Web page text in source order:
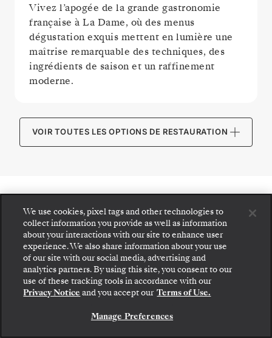
Vivez l’apogée de la grande gastronomie
française à La Dame, où des menus
dégustation exquis mettent en lumière une
maîtrise remarquable des techniques, des
ingrédients de saison et un raffinement
moderne.
VOIR TOUTES LES OPTIONS DE RESTAURATION
ESPACES PUBLICS
We use cookies, pixel tags and other technologies to
collect information you provide as well as information
about your interactions with our site to enhance user
experience. We also share information about your use
of our site with our social media, advertising and
analytics partners. By using this site, you consent to our
use of these tracking tools in accordance with our
Privacy Notice and you accept our Terms of Use.
Manage Preferences